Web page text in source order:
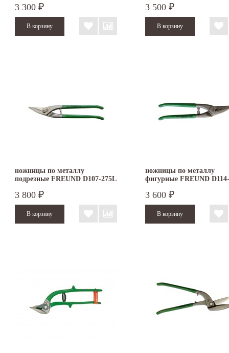
3 300 ₽ 3 500 ₽
ножницы по металлу
подрезные FREUND D107-275L
3 800 ₽
ножницы по металлу
фигурные FREUND
3 600 ₽